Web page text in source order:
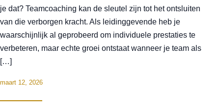
je dat? Teamcoaching kan de sleutel zijn tot het ontsluiten
van die verborgen kracht. Als leidinggevende heb je
waarschijnlijk al geprobeerd om individuele prestaties te
verbeteren, maar echte groei ontstaat wanneer je team als
[…]
maart 12, 2026